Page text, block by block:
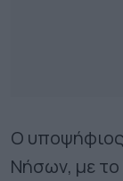
Ο υποψήφιος
Νήσων, με το